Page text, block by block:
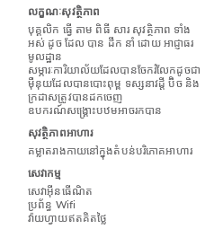
លក្ខណៈសុវត្ថិភាព
បុគ្គលិក ធ្វើ តាម ពិធី សារ សុវត្ថិភាព ទាំង
អស់ ដូច ដែល បាន ដឹក នាំ ដោយ អាជ្ញាធរ
មូលដ្ឋាន
សម្ភារៈការិយាល័យដែលបានចែករំលែកដូចជា
ម៉ឺនុយដែលបានបោះពុម្ព ទស្សនាវដ្តី ប៊ិច និង
ក្រដាសត្រូវបានដកចេញ
ឧបករណ៍សង្គ្រោះបឋមអាចរកបាន
សុវត្ថិភាពអាហារ
គម្លាតរាងកាយនៅក្នុងតំបន់បរិភោគអាហារ
សេវាកម្ម
សេវាអ៊ីនធើណិត
ប្រព័ន្ធ Wifi
វ៉ាយហ្វាយឥតគិតថ្លៃ